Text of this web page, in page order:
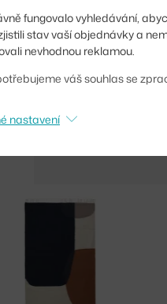
fungovalo vyhledávání,
stav vaší objednávky a
nevhodnou reklamou.
váš souhlas se
nastavení